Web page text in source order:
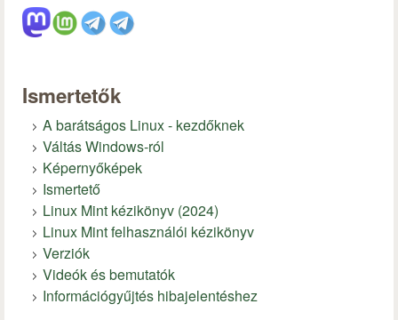
Ismertetők
A barátságos Linux - kezdőknek
Váltás Windows-ról
Képernyőképek
Ismertető
Linux Mint kézikönyv (2024)
Linux Mint felhasználói kézikönyv
Verziók
Videók és bemutatók
Információgyűjtés hibajelentéshez